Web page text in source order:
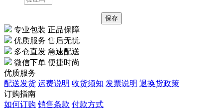
专业包装 正品保障
优质服务 售后无忧
多仓直发 急速配送
微信下单 便捷时尚
优质服务
配送发货 运费说明 收货须知 发票说明 退换货政策
订购指南
如何订购 销售条款 付款方式